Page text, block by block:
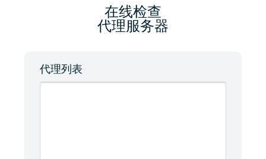
在线检查
代理服务器
代理列表